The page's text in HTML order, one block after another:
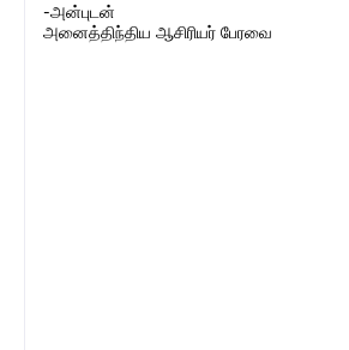
-அன்புடன்
அனைத்திந்திய ஆசிரியர் பேரவை